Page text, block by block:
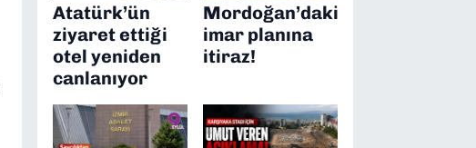
Atatürk’ün
ziyaret ettiği
otel yeniden
canlanıyor
Mordoğan’daki
imar planına
itiraz!